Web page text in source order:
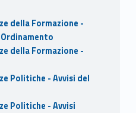
della Formazione -
della Formazione -
Politiche - Avvisi del
Politiche - Avvisi